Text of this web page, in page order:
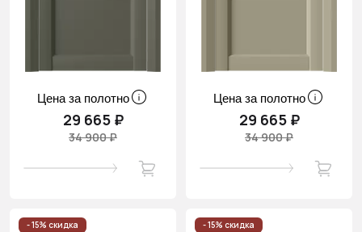
Цена за полотно
29 665 ₽
34 900 ₽
Цена за полотно
29 665 ₽
34 900 ₽
- 15% скидка - 15% скидка